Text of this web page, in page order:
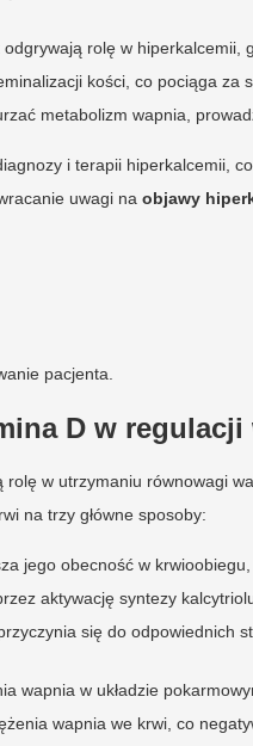
odgrywają rolę w hiperkalcemii,
kości, co pociąga za
metabolizm wapnia,
i terapii hiperkalcemii,
uwagi na objawy
pacjenta.
D w regulacji
rolę w utrzymaniu równowagi
na trzy główne sposoby:
jego obecność w krwioobiegu,
aktywację syntezy
się do odpowiednich
wapnia w układzie
wapnia we krwi, co